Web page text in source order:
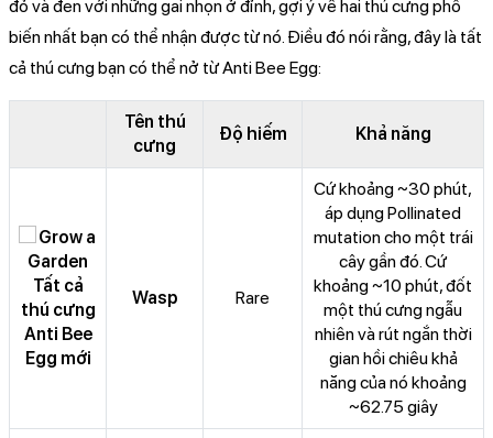
đỏ và đen với những gai nhọn ở đỉnh, gợi ý về hai thú cưng phổ
biến nhất bạn có thể nhận được từ nó. Điều đó nói rằng, đây là tất
cả thú cưng bạn có thể nở từ Anti Bee Egg:
Tên thú
cưng
Độ hiếm Khả năng
Wasp Rare
Cứ khoảng ~30 phút,
áp dụng Pollinated
mutation cho một trái
cây gần đó. Cứ
khoảng ~10 phút, đốt
một thú cưng ngẫu
nhiên và rút ngắn thời
gian hồi chiêu khả
năng của nó khoảng
~62.75 giây